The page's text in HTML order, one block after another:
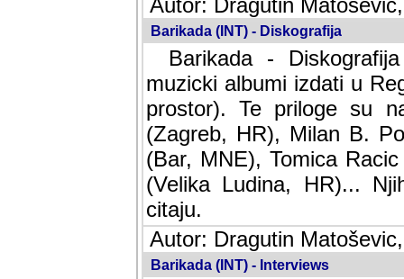
Autor: Dragutin
Barikada (INT) - Diskografija
Barikada -
muzicki albumi izdati u
prostor). Te priloge su
(Zagreb, HR), Milan B.
(Bar, MNE), Tomica
(Velika Ludina, HR)...
citaju.
Autor: Dragutin
Barikada (INT) - Interviews